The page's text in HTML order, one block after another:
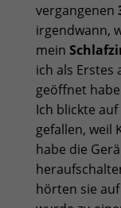
vergangenen
irgendwann,
mein
ich als Erstes
geöffnet
Ich blickte
gefallen, weil
habe die
hörten sie